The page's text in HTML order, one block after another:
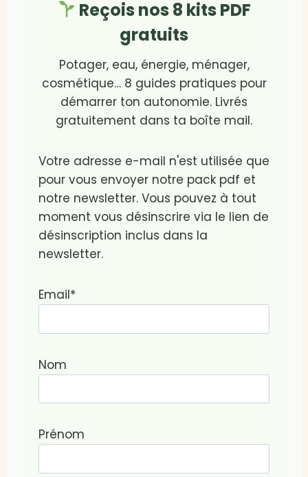
Reçois nos 8 kits PDF
gratuits
Potager, eau, énergie, ménager,
cosmétique… 8 guides pratiques pour
démarrer ton autonomie. Livrés
gratuitement dans ta boîte mail.
Votre adresse e-mail n'est utilisée que
pour vous envoyer notre pack pdf et
notre newsletter. Vous pouvez à tout
moment vous désinscrire via le lien de
désinscription inclus dans la
newsletter.
Email*
Nom
Prénom